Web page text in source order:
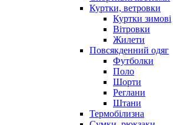
Куртки, ветровки
Куртки зимові
Вітровки
Жилети
Повсякденний одяг
Футболки
Поло
Шорти
Реглани
Штани
Термобілизна